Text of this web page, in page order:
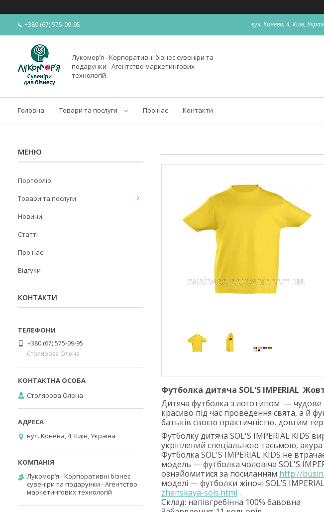
+380 (67) 575-09-95 вул. Конева, 4, Київ,
Лукомор’я - Корпоративні бізнес сувеніри та
подарунки - Агентство маркетингових
технологій
Головна Товари та послуги Про нас Контакти
Футболка дитяча SOL'S IMPERIAL
Дитяча футболка з логотипом — чудове
красиво під час проведення свята, а й
батьків своєю практичністю, довгим
Футболку дитяча SOL'S IMPERIAL KIDS
укріплений спеціальною тасьмою,
Футболка SOL'S IMPERIAL KIDS не
модель — футболка чоловіча SOL'S
ознайомитися за посиланням http://
моделі — футболки жіночі SOL’S
zhenskaya-sols.html .
Склад: напівгребінна 100% бавовна
Портфоліо
Товари та послуги
Новини
Статті
Про нас
Відгуки
КОНТАКТИ
+380 (67) 575-09-95
Столярова Олена
Столярова Олена
вул. Конева, 4, Київ, Україна
Лукомор’я - Корпоративні бізнес
сувеніри та подарунки - Агентство
маркетингових технологій